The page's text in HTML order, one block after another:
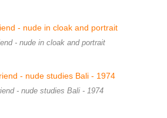
- nude in cloak and portrait
- nude studies Bali - 1974